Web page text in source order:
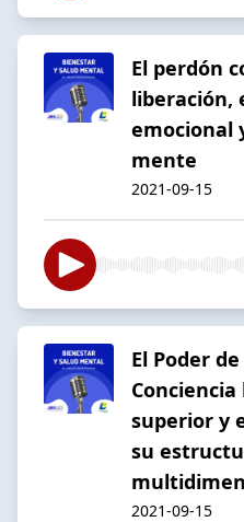
El perdón
liberación,
emocional
mente
2021-09-15
El Poder
superior y
su
2021-09-15